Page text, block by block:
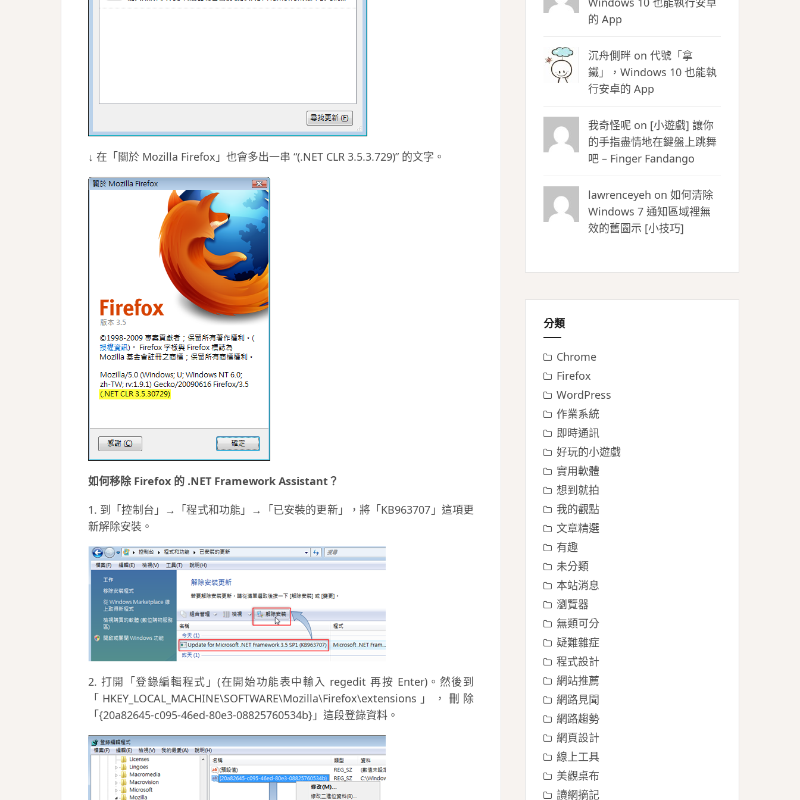
↓ 在「關於 Mozilla Firefox」也會多出一串 “(.NET CLR 3.5.3.729)” 的文字。
如何移除 Firefox 的 .NET Framework Assistant？
1. 到「控制台」→「程式和功能」→「已安裝的更新」，將「KB963707」這項更
新解除安裝。
2. 打開「登錄編輯程式」(在開始功能表中輸入 regedit 再按 Enter)。然後到
「HKEY_LOCAL_MACHINE\SOFTWARE\Mozilla\Firefox\extensions」，刪除
「{20a82645-c095-46ed-80e3-08825760534b}」這段登錄資料。
的 App
沉舟側畔 on 代號「拿
鐵」，Windows 10 也能執
行安卓的 App
我奇怪呢 on [小遊戲] 讓你
的手指盡情地在鍵盤上跳舞
吧 – Finger Fandango
lawrenceyeh on 如何清除
Windows 7 通知區域裡無
效的舊圖示 [小技巧]
分類
Chrome
Firefox
WordPress
作業系統
即時通訊
好玩的小遊戲
實用軟體
想到就拍
我的觀點
文章精選
有趣
未分類
本站消息
瀏覽器
無類可分
疑難雜症
程式設計
網站推薦
網路見聞
網路趨勢
網頁設計
線上工具
美觀桌布
讀網摘記